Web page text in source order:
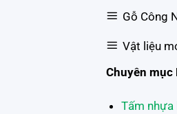
Gỗ Công
Vật liệu
Chuyên mục
Tấm